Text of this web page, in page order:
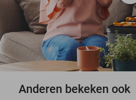
Anderen bekeken ook